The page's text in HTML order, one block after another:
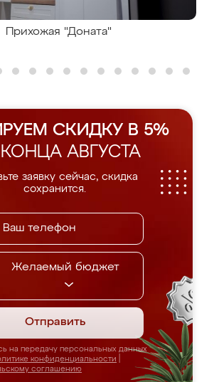
Прихожая "Доната"
СКИДКУ В 5%
АВГУСТА
заявку сейчас, скидка
сохранится.
Желаемый бюджет
Отправить
на передачу персональных данных
конфиденциальности
соглашению